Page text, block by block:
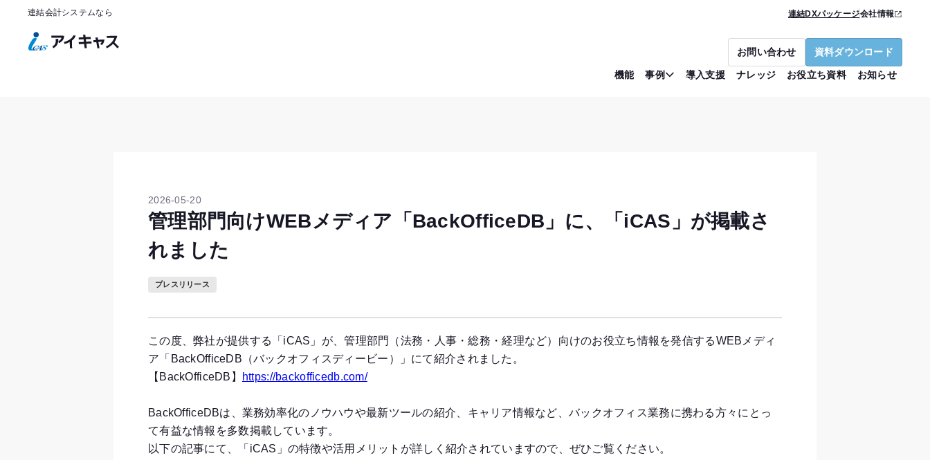
連結会計システムなら 連結DXパッケージ会社情報
機能 事例 導入支援 ナレッジ お役立ち資料 お知らせ
お問い合わせ 資料ダウンロード
2026-05-20
管理部門向けWEBメディア「BackOfficeDB」に、「iCAS」が掲載さ
れました
プレスリリース
この度、弊社が提供する「iCAS」が、管理部門（法務・人事・総務・経理など）向けのお役立ち情報を発信するWEBメディ
ア「BackOfficeDB（バックオフィスディービー）」にて紹介されました。
【BackOfficeDB】
https://backofficedb.com/
BackOfficeDBは、業務効率化のノウハウや最新ツールの紹介、キャリア情報など、バックオフィス業務に携わる方々にとっ
て有益な情報を多数掲載しています。
以下の記事にて、「iCAS」の特徴や活用メリットが詳しく紹介されていますので、ぜひご覧ください。